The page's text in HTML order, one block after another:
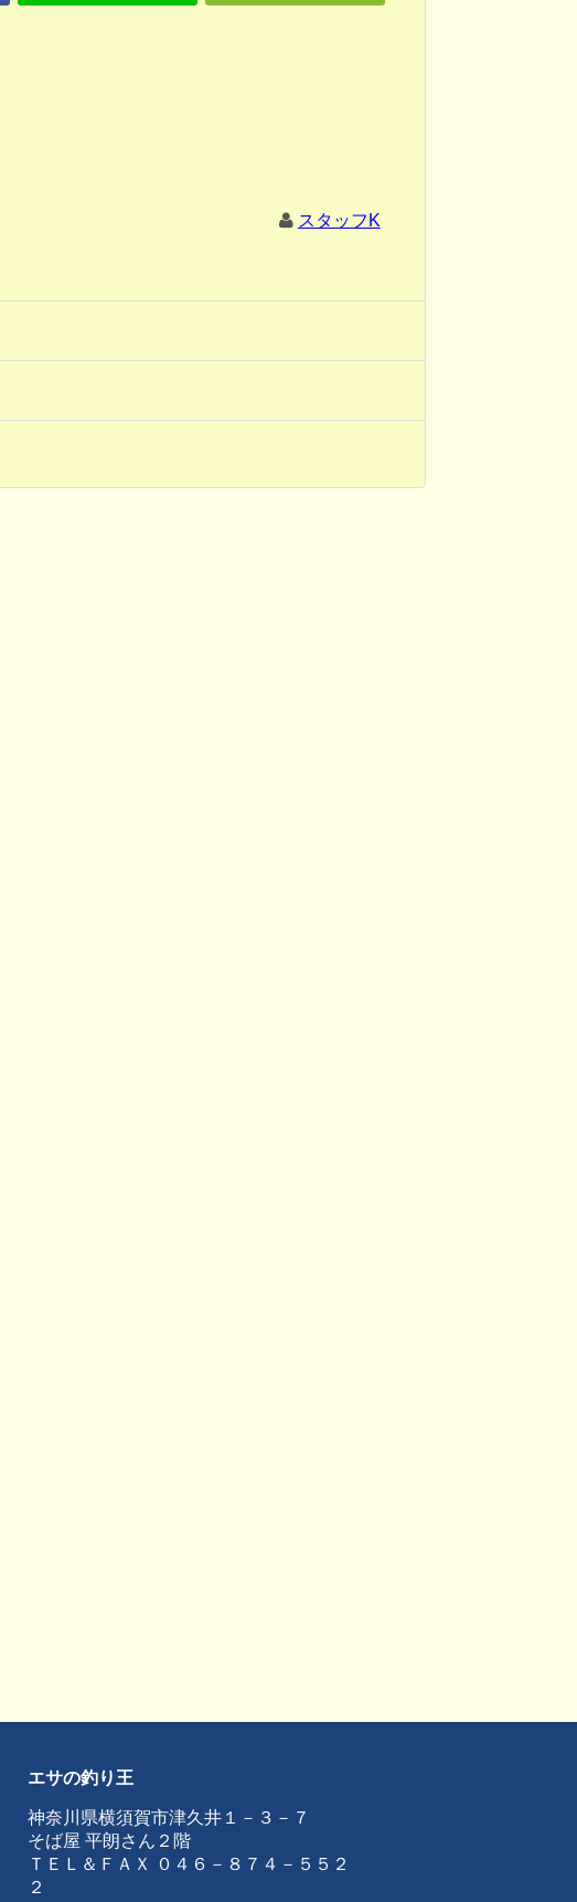
スタッフK
エサの釣り王
神奈川県横須賀市津久井１－３－７
そば屋 平朗さん２階
ＴＥＬ＆ＦＡＸ ０４６－８７４－５５２
２